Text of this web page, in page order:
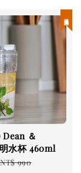
＆
水杯 460ml
Regular
NT$ 990